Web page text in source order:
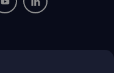
nous sur Twitter
: rejoignez-nous sur
fenêtre : rejoignez-nous
Nouvelle fenêtre :
Nouvelle fenêtre :